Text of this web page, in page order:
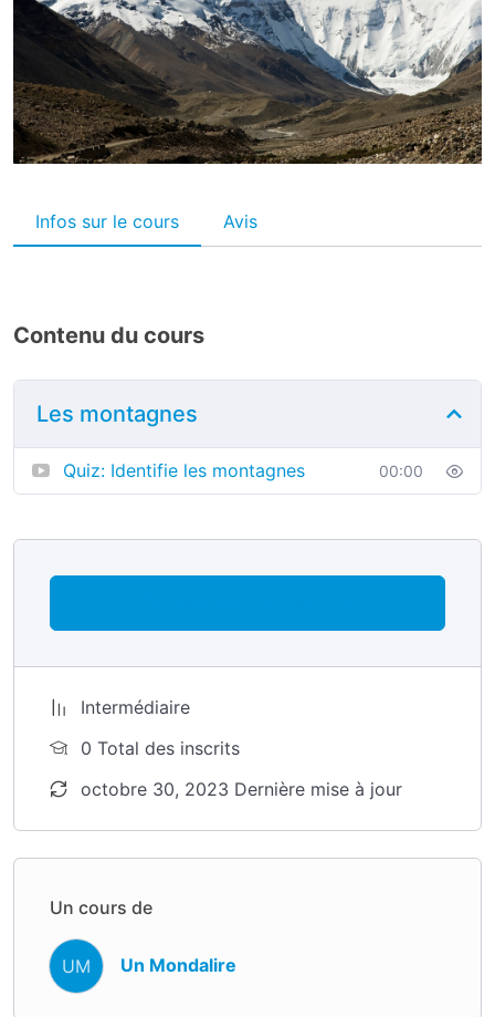
Infos sur le cours Avis
Contenu du cours
Les montagnes
Quiz: Identifie les montagnes 00:00
Intermédiaire
0 Total des inscrits
octobre 30, 2023 Dernière mise à jour
Un cours de
UM Un Mondalire